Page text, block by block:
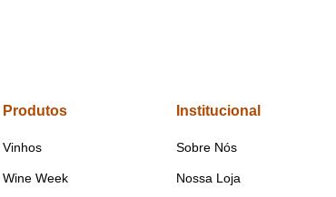
Produtos
Vinhos
Wine Week
Institucional
Sobre Nós
Nossa Loja